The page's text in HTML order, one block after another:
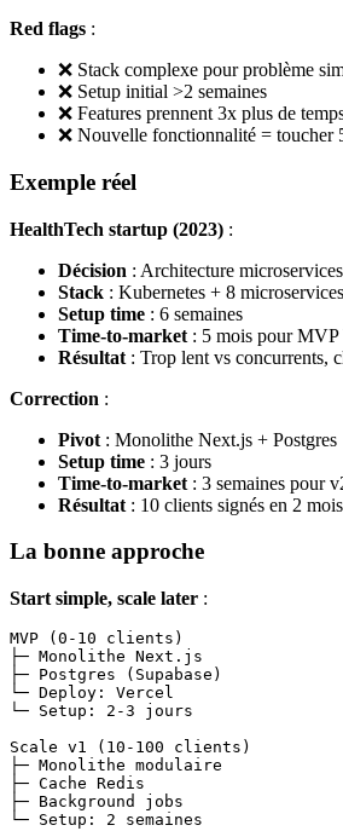
Red flags :
❌ Stack complexe pour problème
❌ Setup initial >2 semaines
❌ Features prennent 3x plus de
❌ Nouvelle fonctionnalité = toucher
Exemple réel
HealthTech startup (2023) :
Décision : Architecture
Stack : Kubernetes + 8
Setup time : 6 semaines
Time-to-market : 5 mois pour MVP
Résultat : Trop lent vs concurrents,
Correction :
Pivot : Monolithe Next.js + Postgres
Setup time : 3 jours
Time-to-market : 3 semaines pour
Résultat : 10 clients signés en 2 mois
La bonne approche
Start simple, scale later :
MVP (0-10 clients)
├─ Monolithe Next.js
├─ Postgres (Supabase)
└─ Deploy: Vercel
└─ Setup: 2-3 jours
Scale v1 (10-100 clients)
├─ Monolithe modulaire
├─ Cache Redis
├─ Background jobs
└─ Setup: 2 semaines